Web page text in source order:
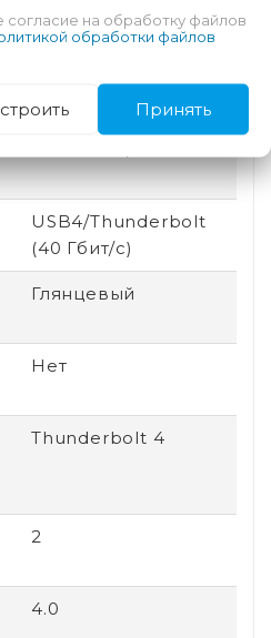
Аудиовыход
USB4/Thunderbolt
(40 Гбит/с)
Глянцевый
Нет
Thunderbolt 4
2
4.0
на обработку файлов
обработки файлов
Принять